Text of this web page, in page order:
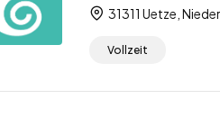
31311 Uetze,
Vollzeit